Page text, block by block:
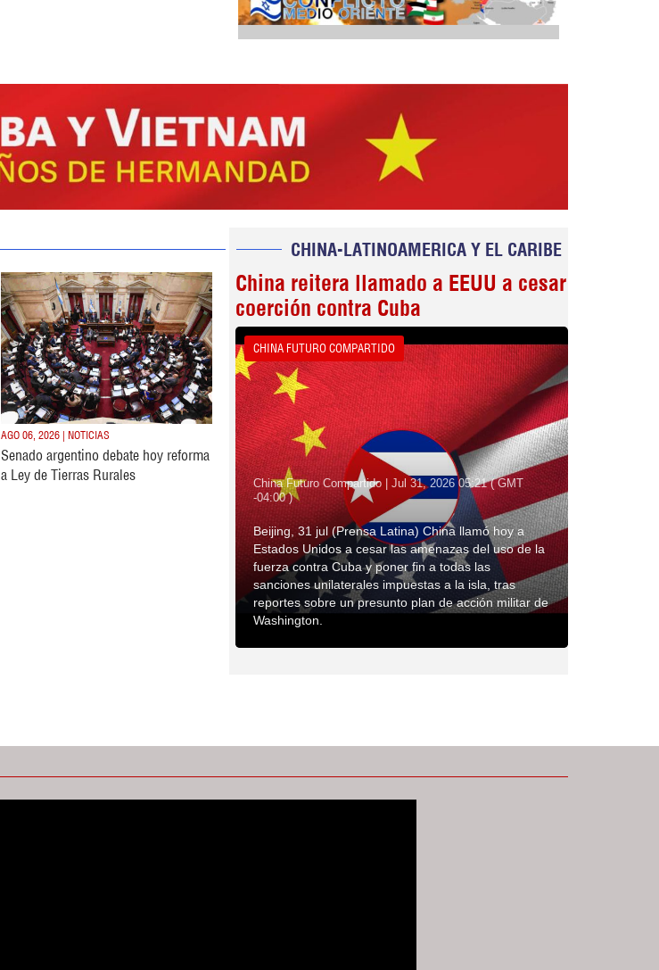
AGO 06, 2026 | NOTICIAS
Senado argentino debate hoy reforma
a Ley de Tierras Rurales
CHINA-LATINOAMERICA Y EL CARIBE
China reitera llamado a EEUU a cesar
coerción contra Cuba
CHINA FUTURO COMPARTIDO
China Futuro Compartido | Jul 31, 2026 05:21 ( GMT
-04:00 )
Beijing, 31 jul (Prensa Latina) China llamó hoy a
Estados Unidos a cesar las amenazas del uso de la
fuerza contra Cuba y poner fin a todas las
sanciones unilaterales impuestas a la isla, tras
reportes sobre un presunto plan de acción militar de
Washington.